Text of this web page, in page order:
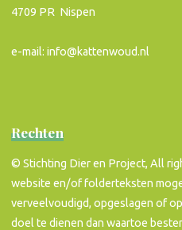
4709 PR Nispen
e-mail: info@kattenwoud.nl
Rechten
© Stichting Dier en Project, All
website en/of folderteksten
verveelvoudigd, opgeslagen of
doel te dienen dan waartoe